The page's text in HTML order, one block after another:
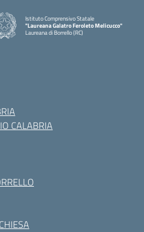
Istituto Comprensivo Statale
"Laureana Galatro Feroleto Melicucco"
Laureana di Borrello (RC)
CALABRIA